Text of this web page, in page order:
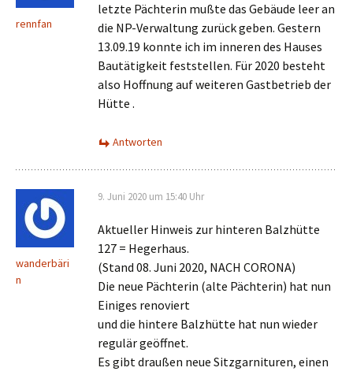
rennfan
letzte Pächterin mußte das Gebäude leer an
die NP-Verwaltung zurück geben. Gestern
13.09.19 konnte ich im inneren des Hauses
Bautätigkeit feststellen. Für 2020 besteht
also Hoffnung auf weiteren Gastbetrieb der
Hütte .
Antworten
wanderbäri
n
9. Juni 2020 um 15:40 Uhr
Aktueller Hinweis zur hinteren Balzhütte
127 = Hegerhaus.
(Stand 08. Juni 2020, NACH CORONA)
Die neue Pächterin (alte Pächterin) hat nun
Einiges renoviert
und die hintere Balzhütte hat nun wieder
regulär geöffnet.
Es gibt draußen neue Sitzgarnituren, einen